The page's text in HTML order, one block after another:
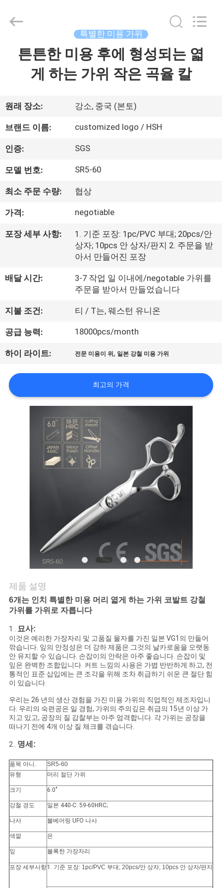
품
우
리
하
여
공
여
행
품
질
인
용
문
을
요
구
하
세
요
사
이
트
맵
PRIVACY
Zhangjiagang
특별한 미용 가위
튼튼한 미용 후에 형성되는 엷
게 하는 가위 작은 곡율 칼
원래 장소: 강소, 중국 (본토)
브랜드 이름: customized logo / HSH
인증: SGS
모델 번호: SR5-60
최소 주문 수량: 협상
가격: negotiable
포장 세부 사항:
1. 기준 포장: 1pc/PVC 부대; 20pcs/안
상자; 10pcs 안 상자/판지 2. 주문을 받
아서 만들어진 포장
배달 시간:
3-7 작업 일 이내에/negotable 가위를
주문을 받아서 만들었습니다
지불 조건: 티 / T는, 웨스턴 유니온
공급 능력: 18000pcs/month
하이 라이트: 전문 미용이 위 , 일본 강철 미용 가위
최고의 가격
제품 설명
6개는 인치 특별한 미용 머리 엷게 하는 가위 코발트 강철
가위를 가위로 자릅니다
1 . 묘사:
이것은 예리한 가장자리 및 고품질 물자를 가진 일본 VG1의 만들어
깎습니다. 잎의 안정성은 더 강하 제품은 그것의 날카로움을 오랫동
안 유지할 수 있습니다. 손잡이의 안락은 아주 좋습니다. 손잡이 및
잎은 완벽한 조합입니다. 커트 느낌의 사용은 가볍 반반하게 하고, 전
통적인 표준 삽입에는 큰 조각을 위해 조차 취급하기 쉬운 큰 절단 힘
이 있습니다.
우리는 26 년의 생산 경험을 가진 미용 가위의 직업적인 제조자입니
다. 우리의 숙련공은 일 경험, 가위의 주의깊은 취급의 15년 이상 가
지고 있고, 공장의 질 감찰부는 아주 엄격합니다. 각 가위는 공장을
떠나기 전에 4개 이상 질 체크를 겪습니다.
2 . 명세:
품목 아니.
SR5-60
유형
머리 절단 가위
크기 6.0"
강철 경도 일본 440-C: 59-60HRC;
나사 볼베어링 UFO 나사
색깔 은
잎 볼록한 가장자리
포장 세부사항1. 기준 포장: 1pc/PVC 부대; 20pcs/안 상자; 10pcs 안 상자/판지